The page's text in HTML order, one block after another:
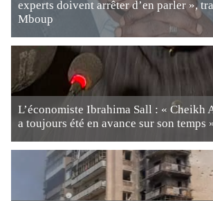
experts doivent arrêter d’en parler »,
Mboup
L’économiste Ibrahima Sall : « Cheikh
a toujours été en avance sur son temps